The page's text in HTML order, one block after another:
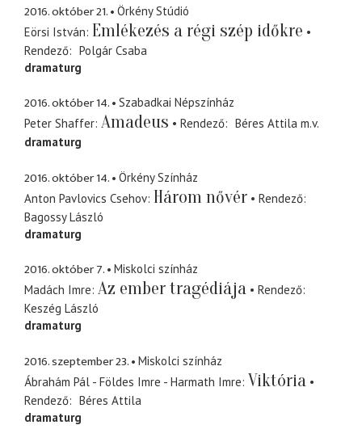
2016. október 21.
Örkény Stúdió
Eörsi István Emlékezés a régi szép időkre
Rendező
Polgár Csaba
dramaturg
2016. október 14.
Szabadkai Népszínház
Peter Shaffer Amadeus Rendező Béres Attila m.v.
dramaturg
2016. október 14.
Örkény Színház
Anton Pavlovics Csehov Három nővér
Rendező
Bagossy László
dramaturg
2016. október 7.
Miskolci színház
Madách Imre Az ember tragédiája
Rendező
Keszég László
dramaturg
2016. szeptember 23.
Miskolci színház
Ábrahám Pál - Földes Imre - Harmath Imre Viktória
Rendező
Béres Attila
dramaturg